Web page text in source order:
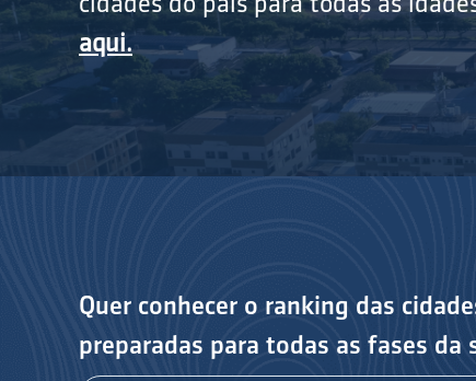
aqui.
Quer conhecer o ranking das
preparadas para todas as fases da